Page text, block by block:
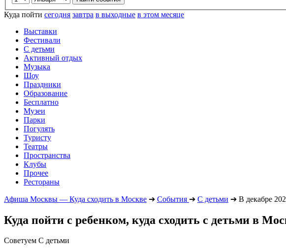
Куда пойти сегодня завтра в выходные в этом месяце
Выставки
Фестивали
С детьми
Активный отдых
Музыка
Шоу
Праздники
Образование
Бесплатно
Музеи
Парки
Погулять
Туристу
Театры
Пространства
Клубы
Прочее
Рестораны
Афиша Москвы — Куда сходить в Москве ➔ События ➔ С детьми ➔ В декабре
Куда пойти с ребенком, куда сходить с детьми в
Советуем С детьми